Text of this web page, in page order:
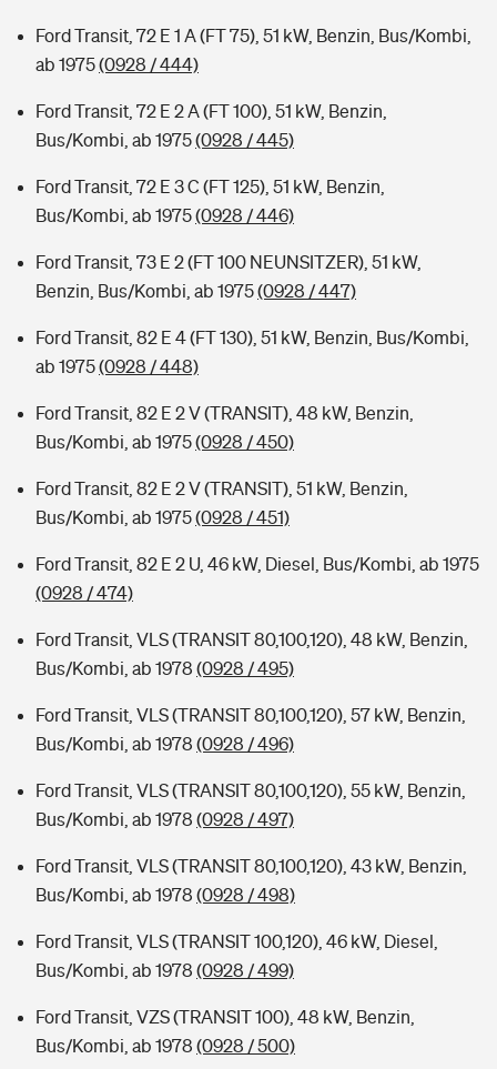
Ford Transit, 72 E 1 A (FT 75), 51 kW, Benzin, Bus/Kombi,
ab 1975(0928 / 444)
Ford Transit, 72 E 2 A (FT 100), 51 kW, Benzin,
Bus/Kombi, ab 1975(0928 / 445)
Ford Transit, 72 E 3 C (FT 125), 51 kW, Benzin,
Bus/Kombi, ab 1975(0928 / 446)
Ford Transit, 73 E 2 (FT 100 NEUNSITZER), 51 kW,
Benzin, Bus/Kombi, ab 1975(0928 / 447)
Ford Transit, 82 E 4 (FT 130), 51 kW, Benzin, Bus/Kombi,
ab 1975(0928 / 448)
Ford Transit, 82 E 2 V (TRANSIT), 48 kW, Benzin,
Bus/Kombi, ab 1975(0928 / 450)
Ford Transit, 82 E 2 V (TRANSIT), 51 kW, Benzin,
Bus/Kombi, ab 1975(0928 / 451)
Ford Transit, 82 E 2 U, 46 kW, Diesel, Bus/Kombi, ab 1975
(0928 / 474)
Ford Transit, VLS (TRANSIT 80,100,120), 48 kW, Benzin,
Bus/Kombi, ab 1978 (0928 / 495)
Ford Transit, VLS (TRANSIT 80,100,120), 57 kW, Benzin,
Bus/Kombi, ab 1978 (0928 / 496)
Ford Transit, VLS (TRANSIT 80,100,120), 55 kW, Benzin,
Bus/Kombi, ab 1978 (0928 / 497)
Ford Transit, VLS (TRANSIT 80,100,120), 43 kW, Benzin,
Bus/Kombi, ab 1978 (0928 / 498)
Ford Transit, VLS (TRANSIT 100,120), 46 kW, Diesel,
Bus/Kombi, ab 1978 (0928 / 499)
Ford Transit, VZS (TRANSIT 100), 48 kW, Benzin,
Bus/Kombi, ab 1978 (0928 / 500)